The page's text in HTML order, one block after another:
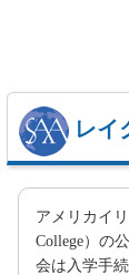
レイ
アメリカイ
College）の
会は入学手